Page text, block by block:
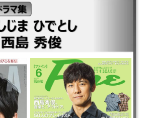
｜スオミの話をしよう ｜さよならマエストロ
～ ｜きのう何食べた? ｜ユニコーンに乗って
ドライブ・マイ・カー ｜劇場版 奥様は、取り
護士-THE MOVIE ｜99.9-刑事専門弁護士-完全
真犯人フラグ ｜シェフは名探偵 ｜サイレン
ド・ポリス ｜奥様は、取り扱い注意 ｜ラスト
公安機動捜査隊特捜班 ｜クリーピー偽り